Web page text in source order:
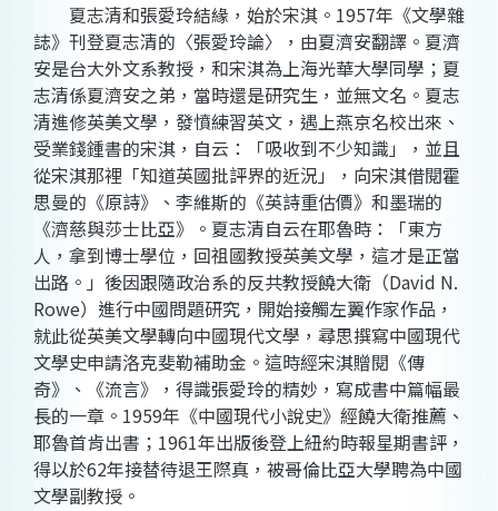
夏志清和張愛玲結緣，始於宋淇。1957年《文學雜
誌》刊登夏志清的〈張愛玲論〉，由夏濟安翻譯。夏濟
安是台大外文系教授，和宋淇為上海光華大學同學；夏
志清係夏濟安之弟，當時還是研究生，並無文名。夏志
清進修英美文學，發憤練習英文，遇上燕京名校出來、
受業錢鍾書的宋淇，自云：「吸收到不少知識」，並且
從宋淇那裡「知道英國批評界的近況」，向宋淇借閱霍
思曼的《原詩》、李維斯的《英詩重估價》和墨瑞的
《濟慈與莎士比亞》。夏志清自云在耶魯時：「東方
人，拿到博士學位，回祖國教授英美文學，這才是正當
出路。」後因跟隨政治系的反共教授饒大衛（David N.
Rowe）進行中國問題研究，開始接觸左翼作家作品，
就此從英美文學轉向中國現代文學，尋思撰寫中國現代
文學史申請洛克斐勒補助金。這時經宋淇贈閱《傳
奇》、《流言》，得識張愛玲的精妙，寫成書中篇幅最
長的一章。1959年《中國現代小說史》經饒大衛推薦、
耶魯首肯出書；1961年出版後登上紐約時報星期書評，
得以於62年接替待退王際真，被哥倫比亞大學聘為中國
文學副教授。